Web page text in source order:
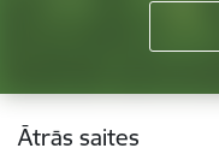
Kājene
Ātrās saites